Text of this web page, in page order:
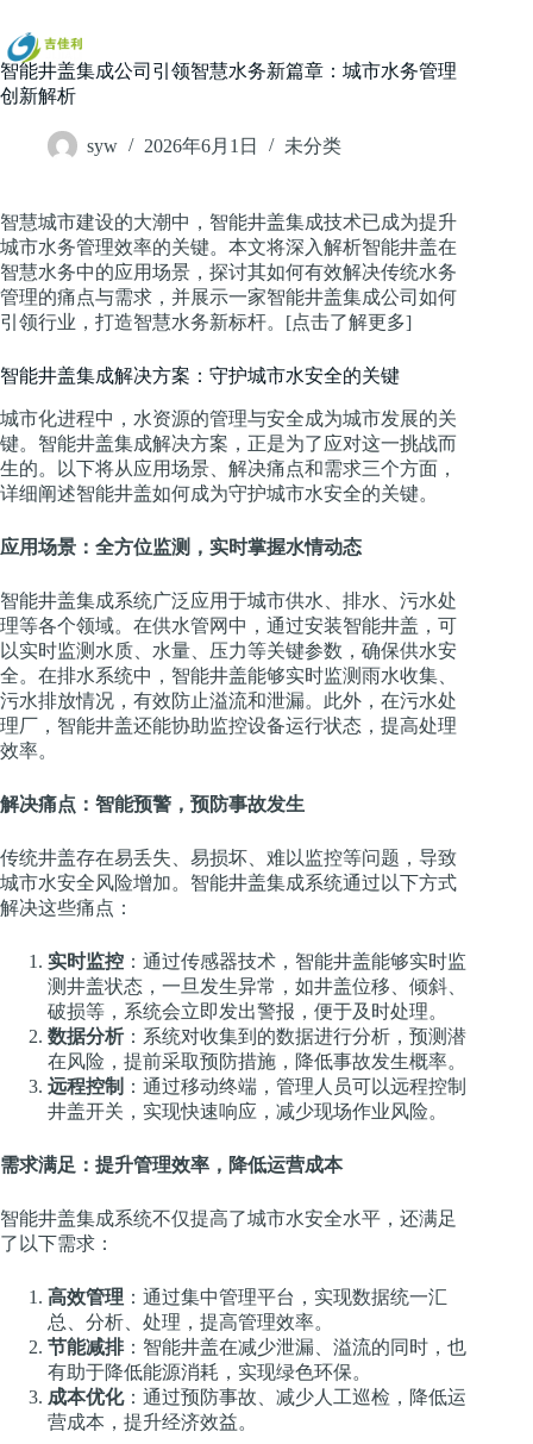
过
内
容
智能井盖集成公司引领智慧水务新篇章：城市水务管理
创新解析
syw 2026年6月1日 未分类
智慧城市建设的大潮中，智能井盖集成技术已成为提升
城市水务管理效率的关键。本文将深入解析智能井盖在
智慧水务中的应用场景，探讨其如何有效解决传统水务
管理的痛点与需求，并展示一家智能井盖集成公司如何
引领行业，打造智慧水务新标杆。[点击了解更多]
智能井盖集成解决方案：守护城市水安全的关键
城市化进程中，水资源的管理与安全成为城市发展的关
键。智能井盖集成解决方案，正是为了应对这一挑战而
生的。以下将从应用场景、解决痛点和需求三个方面，
详细阐述智能井盖如何成为守护城市水安全的关键。
应用场景：全方位监测，实时掌握水情动态
智能井盖集成系统广泛应用于城市供水、排水、污水处
理等各个领域。在供水管网中，通过安装智能井盖，可
以实时监测水质、水量、压力等关键参数，确保供水安
全。在排水系统中，智能井盖能够实时监测雨水收集、
污水排放情况，有效防止溢流和泄漏。此外，在污水处
理厂，智能井盖还能协助监控设备运行状态，提高处理
效率。
解决痛点：智能预警，预防事故发生
传统井盖存在易丢失、易损坏、难以监控等问题，导致
城市水安全风险增加。智能井盖集成系统通过以下方式
解决这些痛点：
实时监控 ：通过传感器技术，智能井盖能够实时监
测井盖状态，一旦发生异常，如井盖位移、倾斜、
破损等，系统会立即发出警报，便于及时处理。
数据分析：系统对收集到的数据进行分析，预测潜
在风险，提前采取预防措施，降低事故发生概率。
远程控制 ：通过移动终端，管理人员可以远程控制
井盖开关，实现快速响应，减少现场作业风险。
需求满足：提升管理效率，降低运营成本
智能井盖集成系统不仅提高了城市水安全水平，还满足
了以下需求：
高效管理 ：通过集中管理平台，实现数据统一汇
总、分析、处理，提高管理效率。
节能减排：智能井盖在减少泄漏、溢流的同时，也
有助于降低能源消耗，实现绿色环保。
成本优化：通过预防事故、减少人工巡检，降低运
营成本，提升经济效益。